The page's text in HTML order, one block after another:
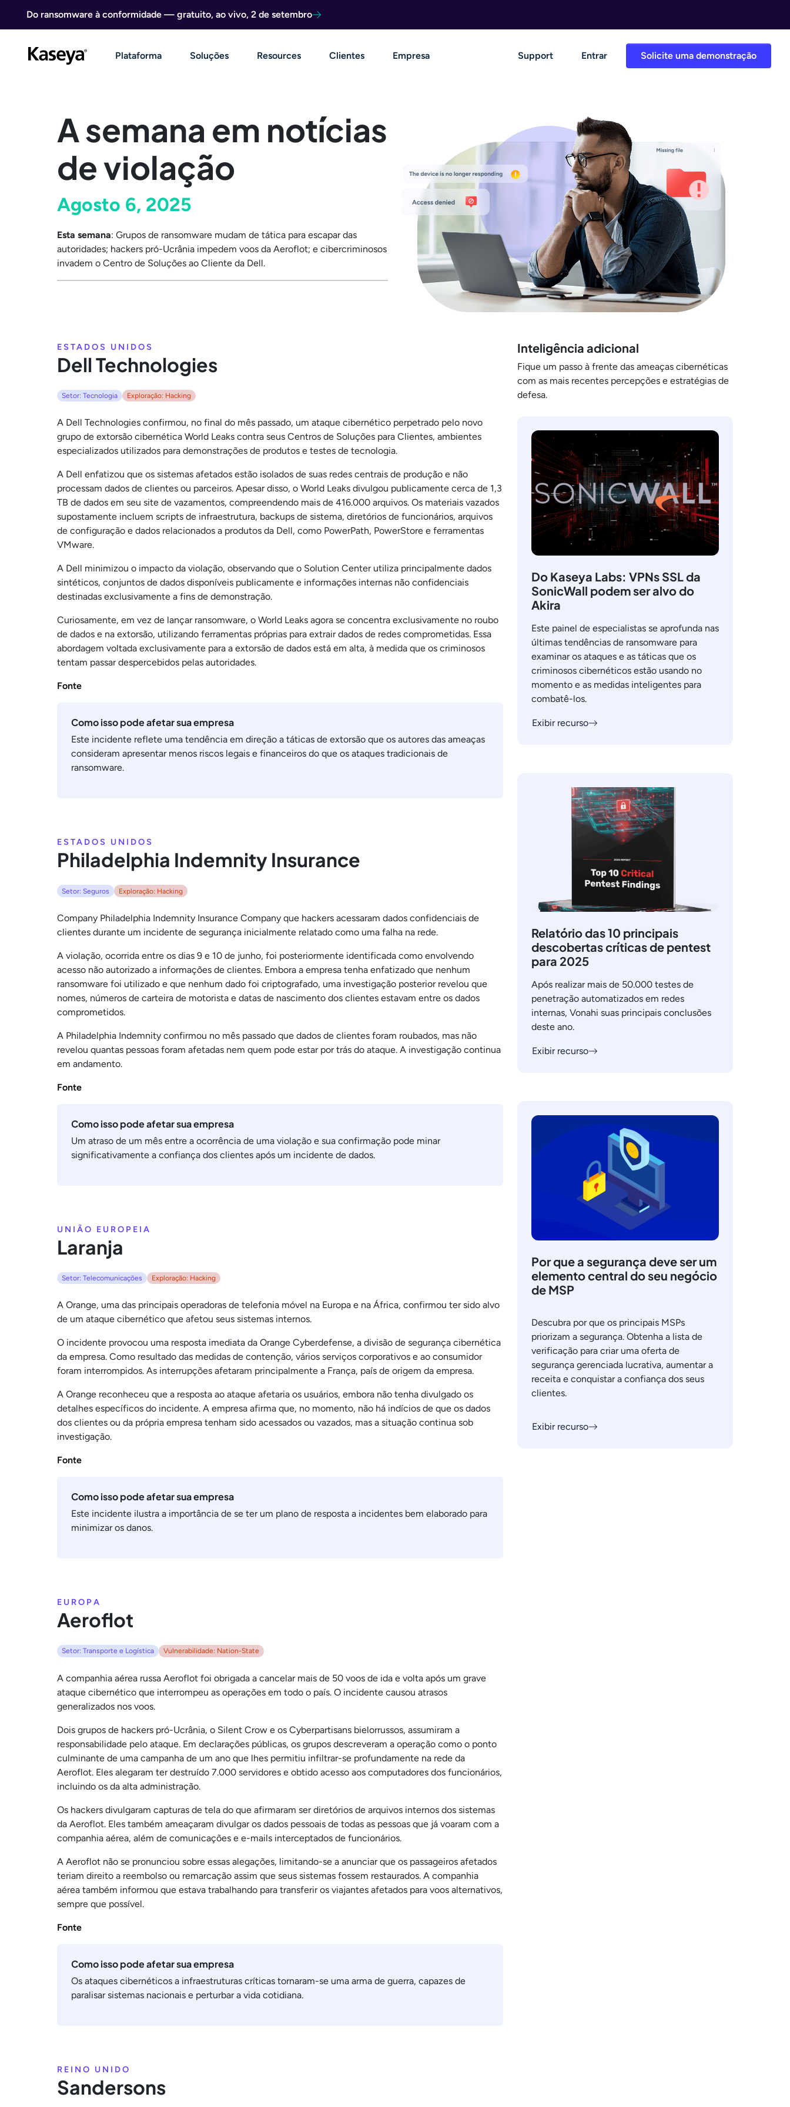
Do ransomware à conformidade — gratuito, ao vivo, 2 de setembro
Solicite uma demonstração
Plataforma Soluções Resources Clientes Empresa Support Entrar
A semana em notícias
de violação
Agosto 6, 2025
Esta semana: Grupos de ransomware mudam de tática para escapar das
autoridades; hackers pró-Ucrânia impedem voos da Aeroflot; e cibercriminosos
invadem o Centro de Soluções ao Cliente da Dell.
ESTADOS UNIDOS
Dell Technologies
Setor: Tecnologia Exploração: Hacking
A Dell Technologies confirmou, no final do mês passado, um ataque cibernético perpetrado pelo novo
grupo de extorsão cibernética World Leaks contra seus Centros de Soluções para Clientes, ambientes
especializados utilizados para demonstrações de produtos e testes de tecnologia.
A Dell enfatizou que os sistemas afetados estão isolados de suas redes centrais de produção e não
processam dados de clientes ou parceiros. Apesar disso, o World Leaks divulgou publicamente cerca de 1,3
TB de dados em seu site de vazamentos, compreendendo mais de 416.000 arquivos. Os materiais vazados
supostamente incluem scripts de infraestrutura, backups de sistema, diretórios de funcionários, arquivos
de configuração e dados relacionados a produtos da Dell, como PowerPath, PowerStore e ferramentas
VMware.
A Dell minimizou o impacto da violação, observando que o Solution Center utiliza principalmente dados
sintéticos, conjuntos de dados disponíveis publicamente e informações internas não confidenciais
destinadas exclusivamente a fins de demonstração.
Curiosamente, em vez de lançar ransomware, o World Leaks agora se concentra exclusivamente no roubo
de dados e na extorsão, utilizando ferramentas próprias para extrair dados de redes comprometidas. Essa
abordagem voltada exclusivamente para a extorsão de dados está em alta, à medida que os criminosos
tentam passar despercebidos pelas autoridades.
Fonte
Como isso pode afetar sua empresa
Este incidente reflete uma tendência em direção a táticas de extorsão que os autores das ameaças
consideram apresentar menos riscos legais e financeiros do que os ataques tradicionais de
ransomware.
ESTADOS UNIDOS
Philadelphia Indemnity Insurance
Setor: Seguros Exploração: Hacking
Company Philadelphia Indemnity Insurance Company que hackers acessaram dados confidenciais de
clientes durante um incidente de segurança inicialmente relatado como uma falha na rede.
A violação, ocorrida entre os dias 9 e 10 de junho, foi posteriormente identificada como envolvendo
acesso não autorizado a informações de clientes. Embora a empresa tenha enfatizado que nenhum
ransomware foi utilizado e que nenhum dado foi criptografado, uma investigação posterior revelou que
nomes, números de carteira de motorista e datas de nascimento dos clientes estavam entre os dados
comprometidos.
A Philadelphia Indemnity confirmou no mês passado que dados de clientes foram roubados, mas não
revelou quantas pessoas foram afetadas nem quem pode estar por trás do ataque. A investigação continua
em andamento.
Fonte
Como isso pode afetar sua empresa
Um atraso de um mês entre a ocorrência de uma violação e sua confirmação pode minar
significativamente a confiança dos clientes após um incidente de dados.
UNIÃO EUROPEIA
Laranja
Setor: Telecomunicações Exploração: Hacking
A Orange, uma das principais operadoras de telefonia móvel na Europa e na África, confirmou ter sido alvo
de um ataque cibernético que afetou seus sistemas internos.
O incidente provocou uma resposta imediata da Orange Cyberdefense, a divisão de segurança cibernética
da empresa. Como resultado das medidas de contenção, vários serviços corporativos e ao consumidor
foram interrompidos. As interrupções afetaram principalmente a França, país de origem da empresa.
A Orange reconheceu que a resposta ao ataque afetaria os usuários, embora não tenha divulgado os
detalhes específicos do incidente. A empresa afirma que, no momento, não há indícios de que os dados
dos clientes ou da própria empresa tenham sido acessados ou vazados, mas a situação continua sob
investigação.
Fonte
Como isso pode afetar sua empresa
Este incidente ilustra a importância de se ter um plano de resposta a incidentes bem elaborado para
minimizar os danos.
EUROPA
Aeroflot
Setor: Transporte e Logística Vulnerabilidade: Nation-State
A companhia aérea russa Aeroflot foi obrigada a cancelar mais de 50 voos de ida e volta após um grave
ataque cibernético que interrompeu as operações em todo o país. O incidente causou atrasos
generalizados nos voos.
Dois grupos de hackers pró-Ucrânia, o Silent Crow e os Cyberpartisans bielorrussos, assumiram a
responsabilidade pelo ataque. Em declarações públicas, os grupos descreveram a operação como o ponto
culminante de uma campanha de um ano que lhes permitiu infiltrar-se profundamente na rede da
Aeroflot. Eles alegaram ter destruído 7.000 servidores e obtido acesso aos computadores dos funcionários,
incluindo os da alta administração.
Os hackers divulgaram capturas de tela do que afirmaram ser diretórios de arquivos internos dos sistemas
da Aeroflot. Eles também ameaçaram divulgar os dados pessoais de todas as pessoas que já voaram com a
companhia aérea, além de comunicações e e-mails interceptados de funcionários.
A Aeroflot não se pronunciou sobre essas alegações, limitando-se a anunciar que os passageiros afetados
teriam direito a reembolso ou remarcação assim que seus sistemas fossem restaurados. A companhia
aérea também informou que estava trabalhando para transferir os viajantes afetados para voos alternativos,
sempre que possível.
Fonte
Como isso pode afetar sua empresa
Os ataques cibernéticos a infraestruturas críticas tornaram-se uma arma de guerra, capazes de
paralisar sistemas nacionais e perturbar a vida cotidiana.
REINO UNIDO
Sandersons
Inteligência adicional
Fique um passo à frente das ameaças cibernéticas
com as mais recentes percepções e estratégias de
defesa.
Do Kaseya Labs: VPNs SSL da
SonicWall podem ser alvo do
Akira
Este painel de especialistas se aprofunda nas
últimas tendências de ransomware para
examinar os ataques e as táticas que os
criminosos cibernéticos estão usando no
momento e as medidas inteligentes para
combatê-los.
Exibir recurso
Relatório das 10 principais
descobertas críticas de pentest
para 2025
Após realizar mais de 50.000 testes de
penetração automatizados em redes
internas, Vonahi suas principais conclusões
deste ano.
Exibir recurso
Por que a segurança deve ser um
elemento central do seu negócio
de MSP
Descubra por que os principais MSPs
priorizam a segurança. Obtenha a lista de
verificação para criar uma oferta de
segurança gerenciada lucrativa, aumentar a
receita e conquistar a confiança dos seus
clientes.
Exibir recurso